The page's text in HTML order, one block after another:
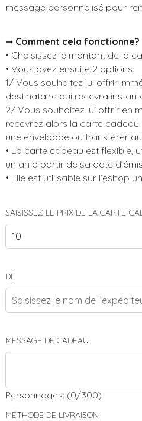
message personnalisé pour
➞ Comment cela fonctionne?
• Choisissez le montant de la
• Vous avez ensuite 2 options:
1/ Vous souhaitez lui offrir
destinataire qui recevra
2/ Vous souhaitez lui offrir en
recevrez alors la carte
une enveloppe ou transférer
• La carte cadeau est flexible,
un an à partir de sa date
• Elle est utilisable sur l’eshop
SAISISSEZ LE PRIX DE LA CARTE-
DE
MESSAGE DE CADEAU
Personnages: (0/300)
MÉTHODE DE LIVRAISON